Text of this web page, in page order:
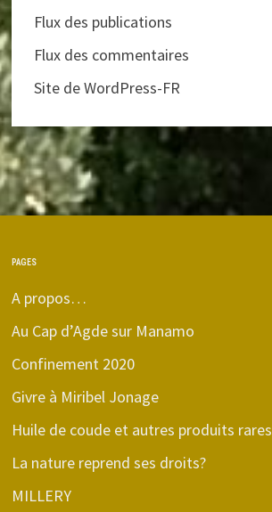
Flux des publications
Flux des commentaires
Site de WordPress-FR
PAGES
A propos…
Au Cap d’Agde sur Manamo
Confinement 2020
Givre à Miribel Jonage
Huile de coude et autres produits rares
La nature reprend ses droits?
MILLERY